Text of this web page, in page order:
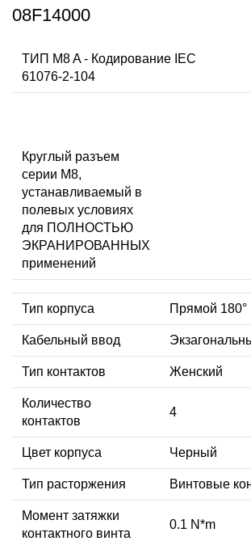
08F14000
ТИП M8 A - Кодирование IEC
61076-2-104
Круглый разъем
серии M8,
устанавливаемый в
полевых условиях
для ПОЛНОСТЬЮ
ЭКРАНИРОВАННЫХ
применений
Тип корпуса Прямой 180°
Кабельный ввод
Тип контактов Женский
Количество
контактов
4
Цвет корпуса Черный
Тип расторжения Винтовые
Момент затяжки
контактного винта
0.1 N*m